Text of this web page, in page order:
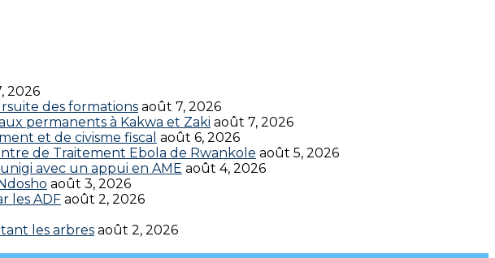
2026
des formations août 7, 2026
permanents à Kakwa et Zaki août 7, 2026
et de civisme fiscal août 6, 2026
de Traitement Ebola de Rwankole août 5, 2026
avec un appui en AME‎‎ août 4, 2026
août 3, 2026
les ADF août 2, 2026
les arbres août 2, 2026